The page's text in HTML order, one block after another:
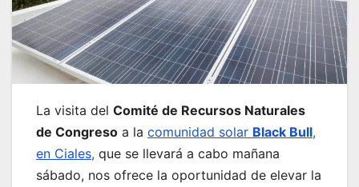
La visita del Comité de Recursos Naturales
de Congreso a la comunidad solar Black Bull,
en Ciales, que se llevará a cabo mañana
sábado, nos ofrece la oportunidad de elevar la